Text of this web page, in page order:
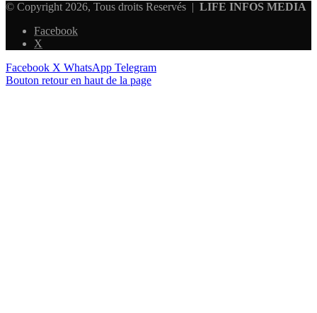
© Copyright 2026, Tous droits Reservés | LIFE INFOS MEDIA
Facebook
X
Facebook X WhatsApp Telegram
Bouton retour en haut de la page